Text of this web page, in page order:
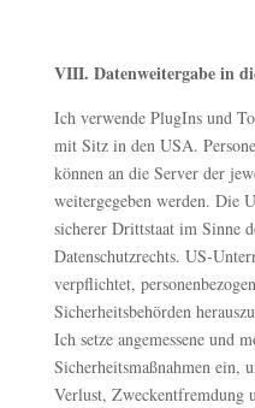
VIII. Datenweitergabe in
Ich verwende PlugIns und
mit Sitz in den USA.
können an die Server der
weitergegeben werden. Die
sicherer Drittstaat im Sinne
Datenschutzrechts. US-
verpflichtet,
Sicherheitsbehörden
Ich setze angemessene und
Sicherheitsmaßnahmen ein,
Verlust, Zweckentfremdung